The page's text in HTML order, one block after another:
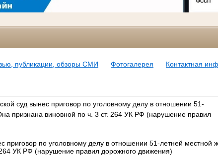
публикации, обзоры СМИ Фотогалерея
Контактная
суд вынес приговор по уголовному делу в отношении 51-
признана виновной по ч. 3 ст. 264 УК РФ (нарушение правил
приговор по уголовному делу в отношении 51-летней местной
УК РФ (нарушение правил дорожного движения)